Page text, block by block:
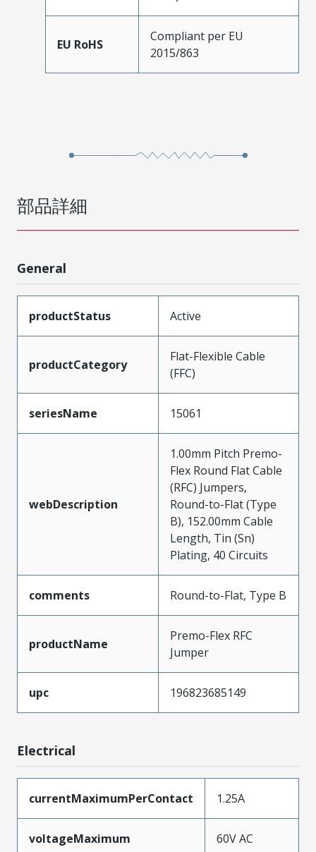
EU RoHS
Compliant per EU
2015/863
部品詳細
General
productStatus Active
productCategory
Flat-Flexible Cable
(FFC)
seriesName 15061
webDescription
1.00mm Pitch Premo-
Flex Round Flat Cable
(RFC) Jumpers,
Round-to-Flat (Type
B), 152.00mm Cable
Length, Tin (Sn)
Plating, 40 Circuits
comments Round-to-Flat, Type B
productName
Premo-Flex RFC
Jumper
upc 196823685149
Electrical
currentMaximumPerContact 1.25A
voltageMaximum 60V AC